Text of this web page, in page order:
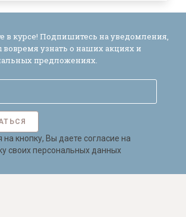
в курсе! Подпишитесь на уведомления,
вовремя узнать о наших акциях и
предложениях.
кнопку, Вы даете согласие на
своих персональных данных